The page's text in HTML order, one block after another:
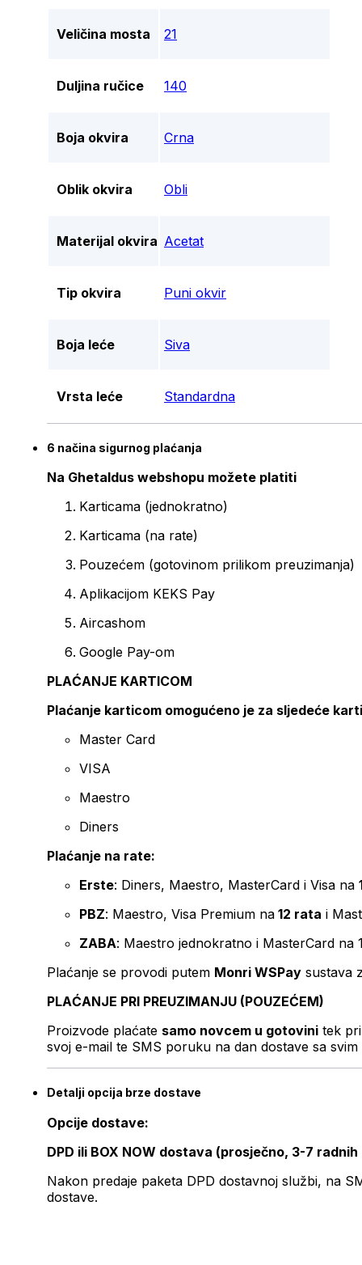
Veličina mosta 21
Duljina ručice 140
Boja okvira Crna
Oblik okvira Obli
Materijal okvira Acetat
Tip okvira Puni okvir
Boja leće Siva
Vrsta leće Standardna
6 načina sigurnog plaćanja
Na Ghetaldus webshopu možete platiti
Karticama (jednokratno)
Karticama (na rate)
Pouzećem (gotovinom prilikom preuzimanja)
Aplikacijom KEKS Pay
Aircashom
Google Pay-om
PLAĆANJE KARTICOM
Plaćanje karticom omogućeno je za sljedeće
Master Card
VISA
Maestro
Diners
Plaćanje na rate:
Erste: Diners, Maestro, MasterCard i Visa na
PBZ: Maestro, Visa Premium na 12 rata i
ZABA: Maestro jednokratno i MasterCard na
Plaćanje se provodi putem Monri WSPay sustava
PLAĆANJE PRI PREUZIMANJU (POUZEĆEM)
Proizvode plaćate samo novcem u gotovini tek
svoj e-mail te SMS poruku na dan dostave sa svim
Detalji opcija brze dostave
Opcije dostave:
DPD ili BOX NOW dostava (prosječno, 3-7 radnih
Nakon predaje paketa DPD dostavnoj službi, na
dostave.